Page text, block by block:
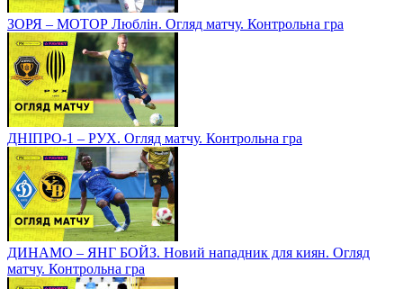
ЗОРЯ – МОТОР Люблін. Огляд матчу. Контрольна гра
ДНІПРО-1 – РУХ. Огляд матчу. Контрольна гра
ДИНАМО – ЯНГ БОЙЗ. Новий нападник для киян. Огляд
матчу. Контрольна гра